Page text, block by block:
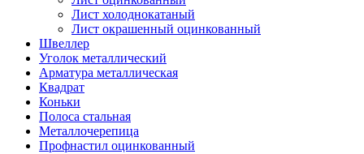
Лист холоднокатаный
Лист окрашенный оцинкованный
Швеллер
Уголок металлический
Арматура металлическая
Квадрат
Коньки
Полоса стальная
Металлочерепица
Профнастил оцинкованный